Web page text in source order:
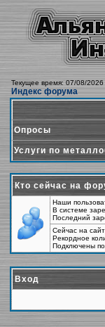
Текущее время: 07/08/
Индекс форума
Опросы
Услуги по
Кто сейчас на
Наши
В системе
Последний
Сейчас на
Рекордное
Подключены
Вход